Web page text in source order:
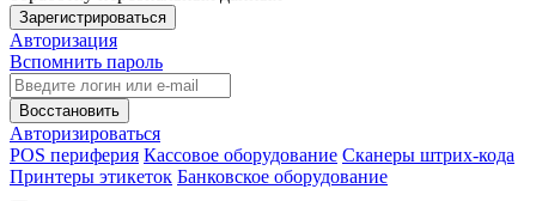
Зарегистрироваться
Авторизация
Вспомнить пароль
Восстановить
Авторизироваться
POS периферия Кассовое оборудование Сканеры штрих-кода
Принтеры этикеток Банковское оборудование